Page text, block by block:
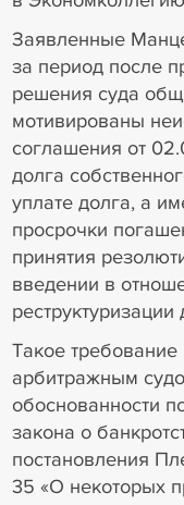
Заявленные
за период после
решения суда
мотивированы
соглашения от
долга
уплате долга, а
просрочки
принятия
введении в
реструктуризации
Такое
арбитражным
обоснованности
закона о
постановления
35 «О некоторых